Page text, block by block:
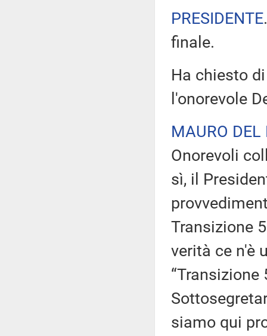
PRESIDENTE
finale.
Ha chiesto
l'onorevole
MAURO DEL
Onorevoli
sì, il
Transizione
verità ce n'è
“Transizione
siamo qui